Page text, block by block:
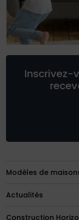
Inscrivez-
Modèles de
Actualités
Construction